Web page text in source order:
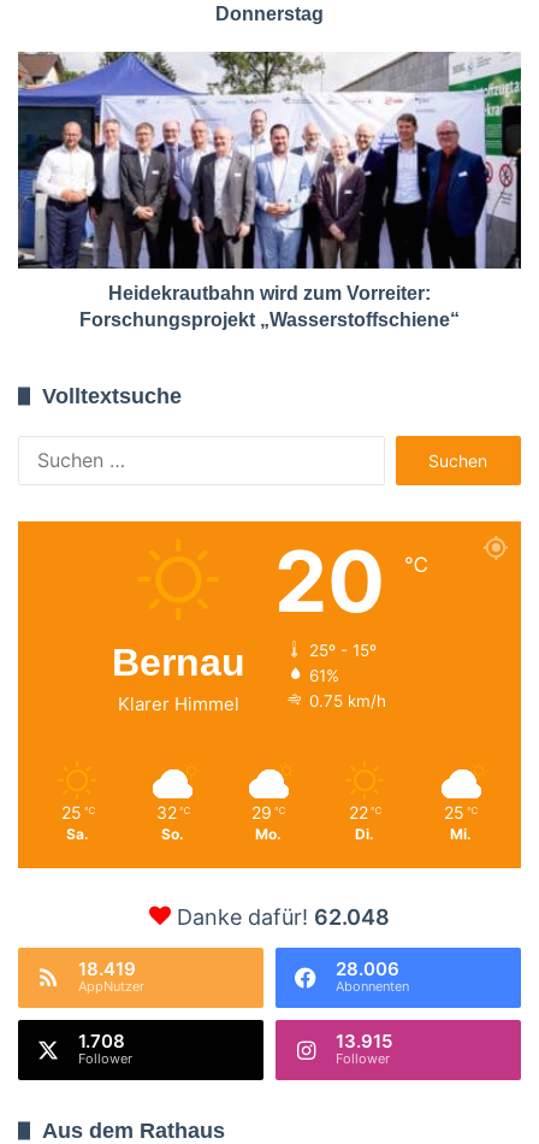
Donnerstag
Heidekrautbahn wird zum Vorreiter:
Forschungsprojekt „Wasserstoffschiene“
Volltextsuche
nach:
Bernau
Klarer Himmel
20 ℃
25º - 15º
61%
0.75 km/h
25 ℃
Sa.
32 ℃
So.
29 ℃
Mo.
22 ℃
Di.
25 ℃
Mi.
Danke dafür! 62.048
18.419
AppNutzer
28.006
Abonnenten
1.708
Follower
13.915
Follower
Aus dem Rathaus